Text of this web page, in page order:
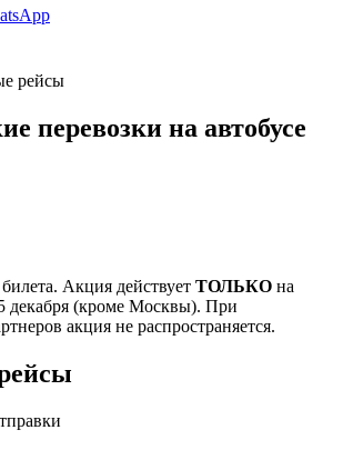
рейсы
перевозки на автобусе
Акция действует ТОЛЬКО на
декабря (кроме Москвы). При
акция не распространяется.